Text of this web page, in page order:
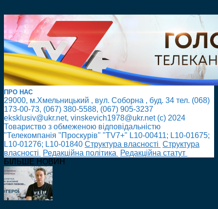
ПРО НАС
29000, м.Хмельницький , вул. Соборна , буд. 34 тел. (068)
173-00-73, (067) 380-5588, (067) 905-3237
eksklusiv@ukr.net, vinskevich1978@ukr.net (с) 2024
Товариство з обмеженою відповідальністю
"Телекомпанія "Проскурів" "TV7+" L10-00411; L10-01675;
L10-01276; L10-01840 Cтруктура власності Cтруктура
власності
Редакційна політика
Редакційна статут
БІЛЬШЕ НОВИН